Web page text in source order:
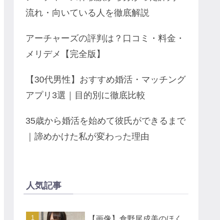
流れ・向いている人を徹底解説
アーチャーズの評判は？口コミ・料金・
メリデメ【完全版】
【30代男性】おすすめ婚活・マッチング
アプリ3選｜目的別に徹底比較
35歳から婚活を始めて彼氏ができるまで
｜諦めかけた私が変わった理由
人気記事